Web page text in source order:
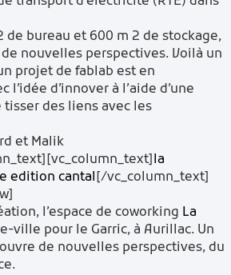
de bureau et 600 m 2 de stockage,
de nouvelles perspectives. Voilà un
projet de fablab est en
d’innover à l’aide d’une
des liens avec les
et Malik
la
edition cantal [/vc_column_text]
l’espace de coworking La
ville pour le Garric, à Aurillac. Un
de nouvelles perspectives, du